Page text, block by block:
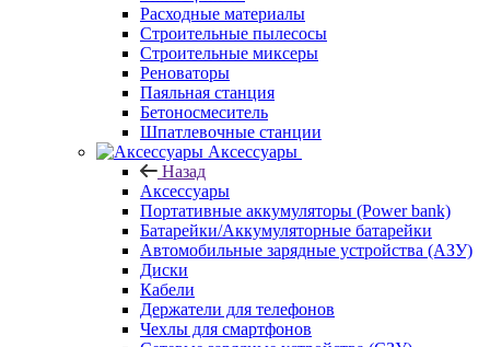
Расходные материалы
Строительные пылесосы
Строительные миксеры
Реноваторы
Паяльная станция
Бетоносмеситель
Шпатлевочные станции
Аксессуары
Назад
Аксессуары
Портативные аккумуляторы (Power bank)
Батарейки/Аккумуляторные батарейки
Автомобильные зарядные устройства (АЗУ)
Диски
Кабели
Держатели для телефонов
Чехлы для смартфонов